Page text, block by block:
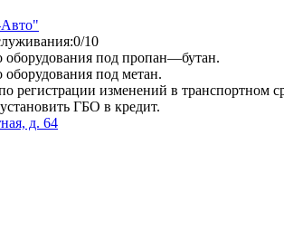
10
оборудования под пропан—бутан.
оборудования под метан.
регистрации изменений в транспортном
ГБО в кредит.
д. 64